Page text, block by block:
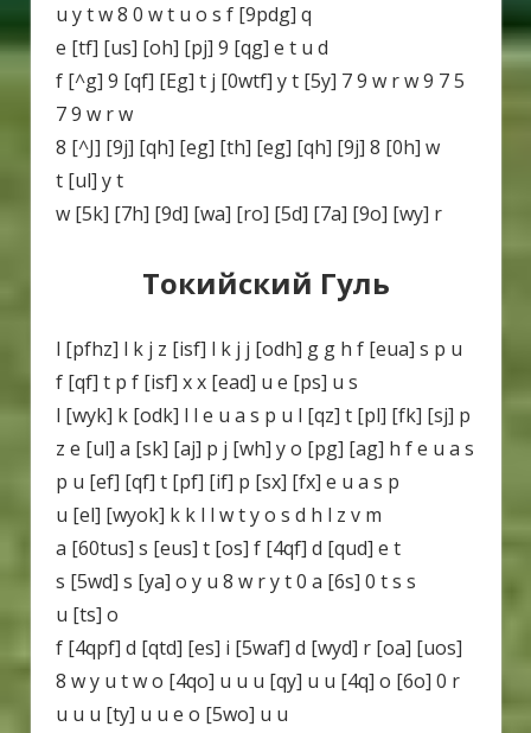
u y t w 8 0 w t u o s f [9pdg] q
e [tf] [us] [oh] [pj] 9 [qg] e t u d
f [^g] 9 [qf] [Eg] t j [0wtf] y t [5y] 7 9 w r w 9 7 5
7 9 w r w
8 [^J] [9j] [qh] [eg] [th] [eg] [qh] [9j] 8 [0h] w
t [ul] y t
w [5k] [7h] [9d] [wa] [ro] [5d] [7a] [9o] [wy] r
Токийский Гуль
l [pfhz] l k j z [isf] l k j j [odh] g g h f [eua] s p u
f [qf] t p f [isf] x x [ead] u e [ps] u s
l [wyk] k [odk] l l e u a s p u l [qz] t [pl] [fk] [sj] p
z e [ul] a [sk] [aj] p j [wh] y o [pg] [ag] h f e u a s
p u [ef] [qf] t [pf] [if] p [sx] [fx] e u a s p
u [el] [wyok] k k l l w t y o s d h l z v m
a [60tus] s [eus] t [os] f [4qf] d [qud] e t
s [5wd] s [ya] o y u 8 w r y t 0 a [6s] 0 t s s
u [ts] o
f [4qpf] d [qtd] [es] i [5waf] d [wyd] r [oa] [uos]
8 w y u t w o [4qo] u u u [qy] u u [4q] o [6o] 0 r
u u u [ty] u u e o [5wo] u u